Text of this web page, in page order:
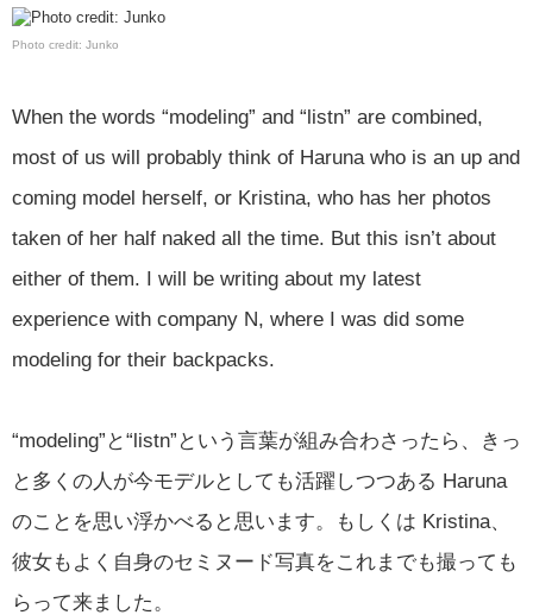
Photo credit: Junko
When the words “modeling” and “listn” are combined,
most of us will probably think of Haruna who is an up and
coming model herself, or Kristina, who has her photos
taken of her half naked all the time. But this isn’t about
either of them. I will be writing about my latest
experience with company N, where I was did some
modeling for their backpacks.
“modeling”と“listn”という言葉が組み合わさったら、きっ
と多くの人が今モデルとしても活躍しつつある Haruna
のことを思い浮かべると思います。もしくは Kristina、
彼女もよく自身のセミヌード写真をこれまでも撮っても
らって来ました。